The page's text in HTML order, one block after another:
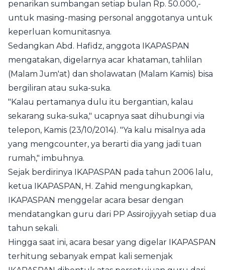
penarikan sumbangan setiap bulan Rp. 50.000,-
untuk masing-masing personal anggotanya untuk
keperluan komunitasnya.
Sedangkan Abd. Hafidz, anggota IKAPASPAN
mengatakan, digelarnya acar khataman, tahlilan
(Malam Jum'at) dan sholawatan (Malam Kamis) bisa
bergiliran atau suka-suka.
"Kalau pertamanya dulu itu bergantian, kalau
sekarang suka-suka," ucapnya saat dihubungi via
telepon, Kamis (23/10/2014). "Ya kalu misalnya ada
yang mengcounter, ya berarti dia yang jadi tuan
rumah," imbuhnya.
Sejak berdirinya IKAPASPAN pada tahun 2006 lalu,
ketua IKAPASPAN, H. Zahid mengungkapkan,
IKAPASPAN menggelar acara besar dengan
mendatangkan guru dari PP Assirojiyyah setiap dua
tahun sekali.
Hingga saat ini, acara besar yang digelar IKAPASPAN
terhitung sebanyak empat kali semenjak